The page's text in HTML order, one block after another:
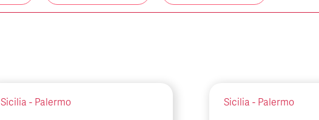
Sicilia - Palermo Sicilia - Palermo